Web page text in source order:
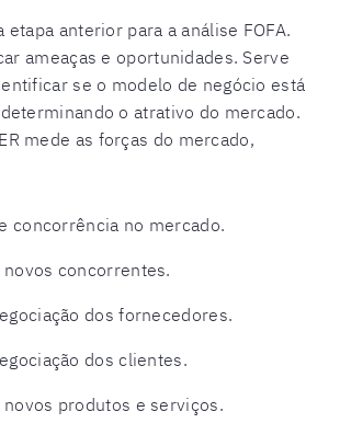
etapa anterior para a análise FOFA.
ameaças e oportunidades. Serve
se o modelo de negócio está
o atrativo do mercado.
mede as forças do mercado,
concorrência no mercado.
novos concorrentes.
dos fornecedores.
dos clientes.
novos produtos e serviços.